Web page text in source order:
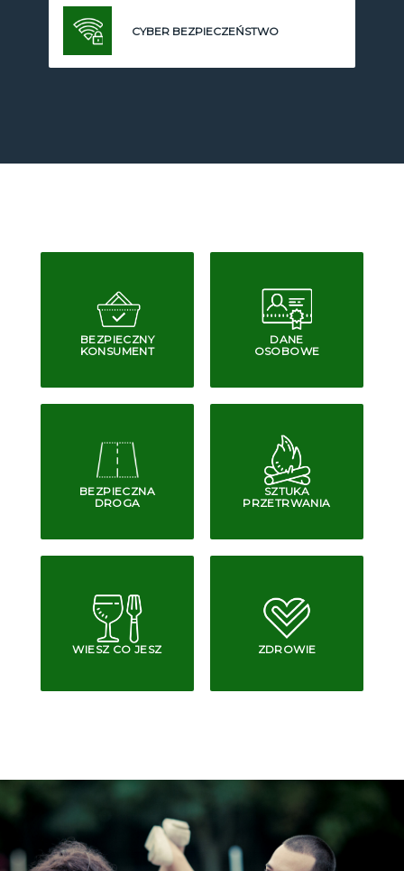
CYBER BEZPIECZEŃSTWO
BEZPIECZNY
KONSUMENT
DANE
OSOBOWE
BEZPIECZNA
DROGA
SZTUKA
PRZETRWANIA
WIESZ CO JESZ ZDROWIE